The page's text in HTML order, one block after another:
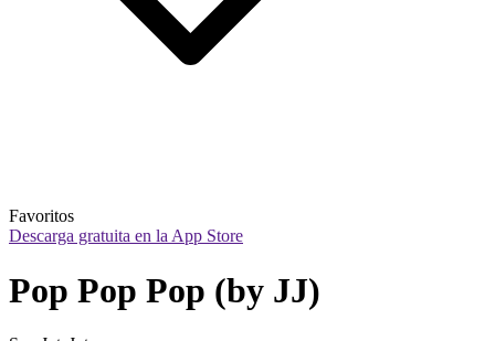
Favoritos
Descarga gratuita en la App Store
Pop Pop Pop (by JJ)